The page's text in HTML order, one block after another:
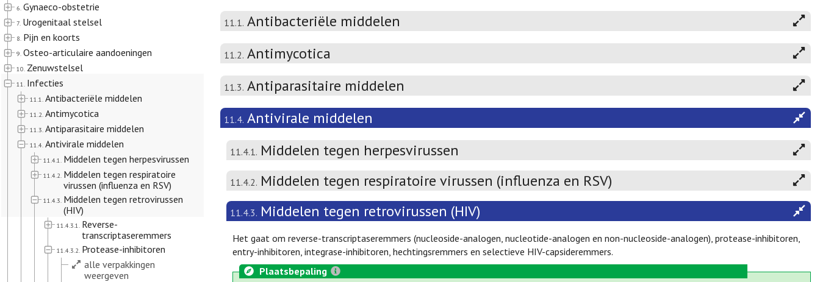
6. Gynaeco-obstetrie
7. Urogenitaal stelsel
8. Pijn en koorts
9. Osteo-articulaire aandoeningen
10. Zenuwstelsel
11. Infecties
11.1. Antibacteriële middelen
11.2. Antimycotica
11.3. Antiparasitaire middelen
11.4. Antivirale middelen
11.4.1. Middelen tegen herpesvirussen
11.4.2. Middelen tegen respiratoire
virussen (influenza en RSV)
11.4.3. Middelen tegen retrovirussen
(HIV)
11.4.3.1. Reverse-
transcriptaseremmers
11.4.3.2. Protease-inhibitoren
alle verpakkingen
weergeven
11.1. Antibacteriële middelen
11.2. Antimycotica
11.3. Antiparasitaire middelen
11.4. Antivirale middelen
11.4.1. Middelen tegen herpesvirussen
11.4.2. Middelen tegen respiratoire virussen (influenza en RSV)
11.4.3. Middelen tegen retrovirussen (HIV)
Het gaat om reverse-transcriptaseremmers (nucleoside-analogen, nucleotide-analogen en non-nucleoside-analogen), protease-inhibitoren,
entry-inhibitoren, integrase-inhibitoren, hechtingsremmers en selectieve HIV-capsideremmers.
Plaatsbepaling